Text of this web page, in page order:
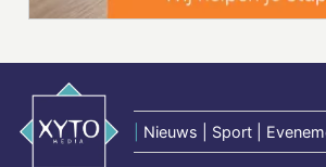
Nieuws | Sport |